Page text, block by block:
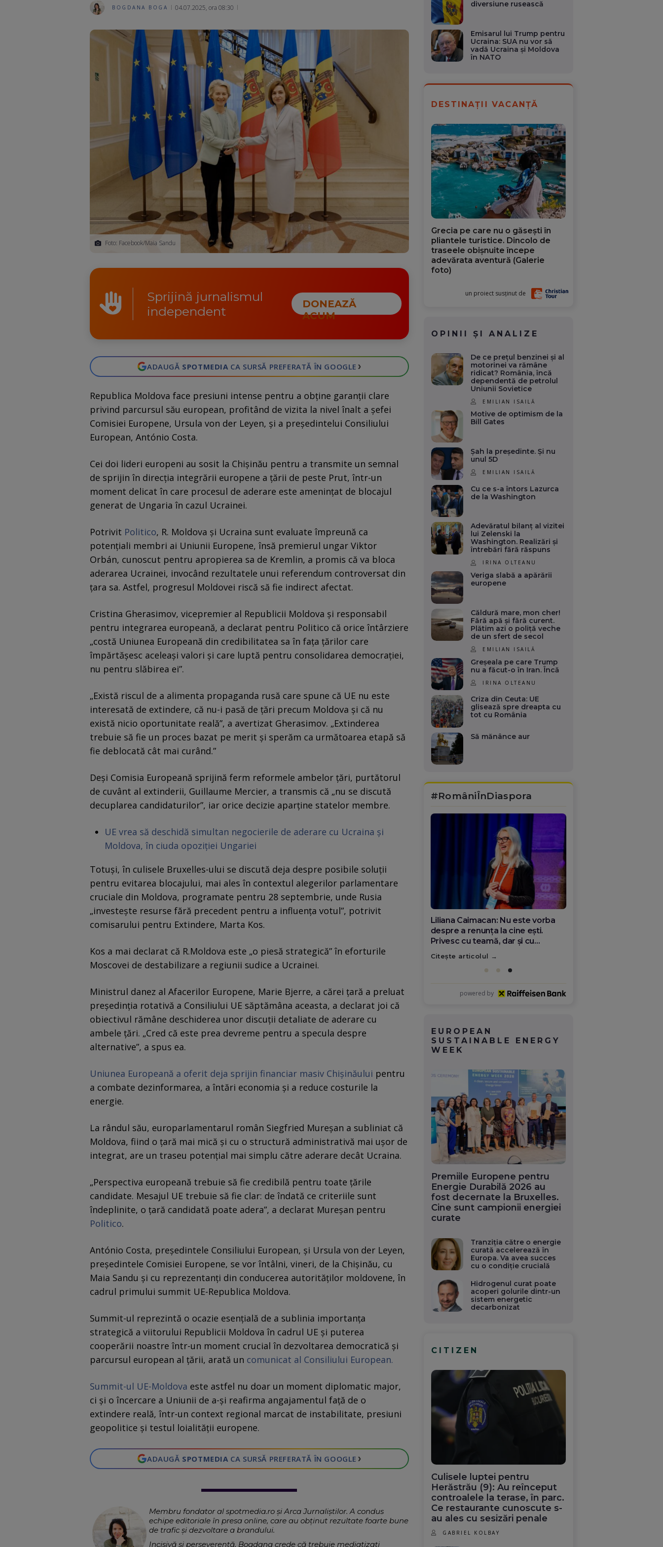
BOGDANA BOGA 04.07.2025, ora 08:30
Foto: Facebook/Maia Sandu
Sprijină jurnalismul
independent
DONEAZĂ
ACUM
ADAUGĂ SPOTMEDIA CA SURSĂ PREFERATĂ ÎN GOOGLE ›
Republica Moldova face presiuni intense pentru a obține garanții clare
privind parcursul său european, profitând de vizita la nivel înalt a şefei
Comisiei Europene, Ursula von der Leyen, și a președintelui Consiliului
European, António Costa.
Cei doi lideri europeni au sosit la Chișinău pentru a transmite un semnal
de sprijin în direcția integrării europene a țării de peste Prut, într-un
moment delicat în care procesul de aderare este amenințat de blocajul
generat de Ungaria în cazul Ucrainei.
Potrivit Politico, R. Moldova și Ucraina sunt evaluate împreună ca
potențiali membri ai Uniunii Europene, însă premierul ungar Viktor
Orbán, cunoscut pentru apropierea sa de Kremlin, a promis că va bloca
aderarea Ucrainei, invocând rezultatele unui referendum controversat din
ţara sa. Astfel, progresul Moldovei riscă să fie indirect afectat.
Cristina Gherasimov, vicepremier al Republicii Moldova și responsabil
pentru integrarea europeană, a declarat pentru Politico că orice întârziere
„costă Uniunea Europeană din credibilitatea sa în fața țărilor care
împărtășesc aceleași valori și care luptă pentru consolidarea democrației,
nu pentru slăbirea ei”.
„Există riscul de a alimenta propaganda rusă care spune că UE nu este
interesată de extindere, că nu-i pasă de țări precum Moldova și că nu
există nicio oportunitate reală”, a avertizat Gherasimov. „Extinderea
trebuie să fie un proces bazat pe merit și sperăm ca următoarea etapă să
fie deblocată cât mai curând.”
Deși Comisia Europeană sprijină ferm reformele ambelor țări, purtătorul
de cuvânt al extinderii, Guillaume Mercier, a transmis că „nu se discută
decuplarea candidaturilor”, iar orice decizie aparține statelor membre.
UE vrea să deschidă simultan negocierile de aderare cu Ucraina și
Moldova, în ciuda opoziției Ungariei
Totuși, în culisele Bruxelles-ului se discută deja despre posibile soluții
pentru evitarea blocajului, mai ales în contextul alegerilor parlamentare
cruciale din Moldova, programate pentru 28 septembrie, unde Rusia
„investește resurse fără precedent pentru a influența votul”, potrivit
comisarului pentru Extindere, Marta Kos.
Kos a mai declarat că R.Moldova este „o piesă strategică” în eforturile
Moscovei de destabilizare a regiunii sudice a Ucrainei.
Ministrul danez al Afacerilor Europene, Marie Bjerre, a cărei țară a preluat
președinția rotativă a Consiliului UE săptămâna aceasta, a declarat joi că
obiectivul rămâne deschiderea unor discuții detaliate de aderare cu
ambele țări. „Cred că este prea devreme pentru a specula despre
alternative”, a spus ea.
Uniunea Europeană a oferit deja sprijin financiar masiv Chișinăului pentru
a combate dezinformarea, a întări economia și a reduce costurile la
energie.
La rândul său, europarlamentarul român Siegfried Mureșan a subliniat că
Moldova, fiind o țară mai mică și cu o structură administrativă mai ușor de
integrat, are un traseu potențial mai simplu către aderare decât Ucraina.
„Perspectiva europeană trebuie să fie credibilă pentru toate țările
candidate. Mesajul UE trebuie să fie clar: de îndată ce criteriile sunt
îndeplinite, o țară candidată poate adera”, a declarat Mureșan pentru
Politico.
António Costa, președintele Consiliului European, și Ursula von der Leyen,
președintele Comisiei Europene, se vor întâlni, vineri, de la Chișinău, cu
Maia Sandu și cu reprezentanți din conducerea autorităților moldovene, în
cadrul primului summit UE-Republica Moldova.
Summit-ul reprezintă o ocazie esențială de a sublinia importanța
strategică a viitorului Republicii Moldova în cadrul UE și puterea
cooperării noastre într-un moment crucial în dezvoltarea democratică și
parcursul european al țării, arată un comunicat al Consiliului European.
Summit-ul UE-Moldova este astfel nu doar un moment diplomatic major,
ci și o încercare a Uniunii de a-și reafirma angajamentul față de o
extindere reală, într-un context regional marcat de instabilitate, presiuni
geopolitice și testul loialității europene.
ADAUGĂ SPOTMEDIA CA SURSĂ PREFERATĂ ÎN GOOGLE ›
Membru fondator al spotmedia.ro și Arca Jurnaliştilor. A condus
echipe editoriale în presa online, care au obţinut rezultate foarte bune
de trafic şi dezvoltare a brandului.
Incisivă şi perseverentă, Bogdana crede că trebuie mediatizaţi
diversiune rusească
Emisarul lui Trump pentru
Ucraina: SUA nu vor să
vadă Ucraina și Moldova
în NATO
DESTINAȚII VACANȚĂ
Grecia pe care nu o găsești în
pliantele turistice. Dincolo de
traseele obișnuite începe
adevărata aventură (Galerie
foto)
un proiect susținut de
OPINII ȘI ANALIZE
De ce prețul benzinei și al
motorinei va rămâne
ridicat? România, încă
dependentă de petrolul
Uniunii Sovietice
EMILIAN ISAILĂ
Motive de optimism de la
Bill Gates
Șah la președinte. Și nu
unul 5D
EMILIAN ISAILĂ
Cu ce s-a întors Lazurca
de la Washington
Adevăratul bilanț al vizitei
lui Zelenski la
Washington. Realizări și
întrebări fără răspuns
IRINA OLTEANU
Veriga slabă a apărării
europene
Căldură mare, mon cher!
Fără apă și fără curent.
Plătim azi o poliță veche
de un sfert de secol
EMILIAN ISAILĂ
Greșeala pe care Trump
nu a făcut-o în Iran. Încă
IRINA OLTEANU
Criza din Ceuta: UE
glisează spre dreapta cu
tot cu România
Să mănânce aur
#RomâniÎnDiaspora
Diana Olar, românca de la Google
care demonstrează că diaspora
poate schimba România
Citește articolul
powered by
EUROPEAN
SUSTAINABLE ENERGY
WEEK
Premiile Europene pentru
Energie Durabilă 2026 au
fost decernate la Bruxelles.
Cine sunt campionii energiei
curate
Tranziția către o energie
curată accelerează în
Europa. Va avea succes
cu o condiție crucială
Hidrogenul curat poate
acoperi golurile dintr-un
sistem energetic
decarbonizat
CITIZEN
Culisele luptei pentru
Herăstrău (9): Au reînceput
controalele la terase, în parc.
Ce restaurante cunoscute s-
au ales cu sesizări penale
GABRIEL KOLBAY